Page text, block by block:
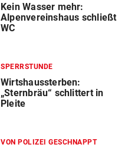
Kein Wasser mehr:
Alpenvereinshaus schließt
WC
SPERRSTUNDE
Wirtshaussterben:
„Sternbräu“ schlittert in
Pleite
VON POLIZEI GESCHNAPPT